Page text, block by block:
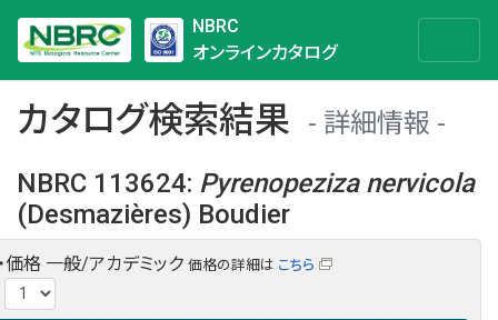
NBRC
オンラインカタログ
カタログ検索結果
詳細情報
NBRC 113624: Pyrenopeziza nervicola
(Desmazières) Boudier
NBRC 113624の情報や関連データは以下のバナー(DBRP)か
らご覧ください。
価格 一般/アカデミック 価格の詳細は こちら